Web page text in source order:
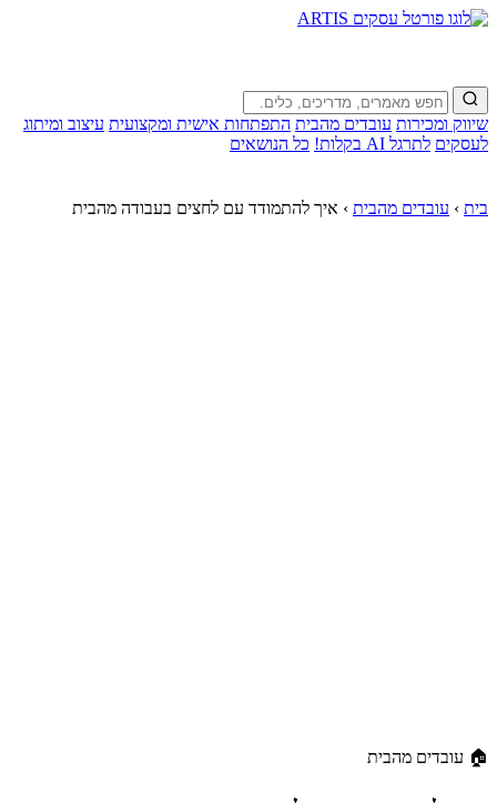
שיווק ומכירות עובדים מהבית התפתחות אישית ומקצועית עיצוב ומיתוג
לעסקים לתרגל AI בקלות! כל הנושאים
בית › עובדים מהבית › איך להתמודד עם לחצים בעבודה מהבית
🏠 עובדים מהבית